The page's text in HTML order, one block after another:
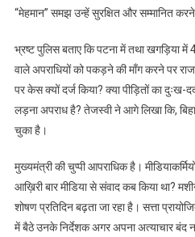
“मेहमान” समझ उन्हें सुरक्षित और सम्मानित
भ्रष्ट पुलिस बताए कि पटना में तथा खगड़िया में
वाले अपराधियों को पकड़ने की माँग करने पर
पर केस क्यों दर्ज किया? क्या पीड़ितों का दुःख-
लड़ना अपराध है? तेजस्वी ने आगे लिखा कि,
चुका है।
मुख्यमंत्री की चुप्पी आपराधिक है।
आख़िरी बार मीडिया से संवाद कब किया था?
शोषण प्रतिदिन बढ़ता जा रहा है। सत्ता
में बैठे उनके निर्देशक अगर अपना अत्याचार बंद